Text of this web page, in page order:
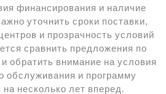
финансирования и наличие
уточнить сроки поставки,
и прозрачность условий
сравнить предложения по
обратить внимание на условия
обслуживания и программу
несколько лет вперед.